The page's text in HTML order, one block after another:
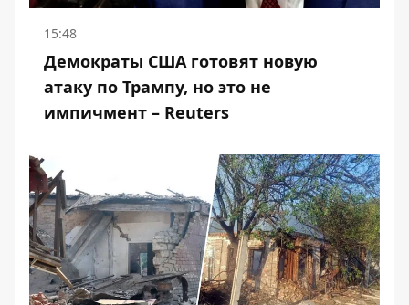
15:48
Демократы США готовят новую
атаку по Трампу, но это не
импичмент – Reuters